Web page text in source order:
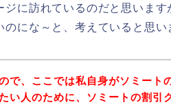
ジに訪れているのだと思いま
のにな～と、考えていると思い
で、ここでは私自身がソミート
い人のために、ソミートの割引